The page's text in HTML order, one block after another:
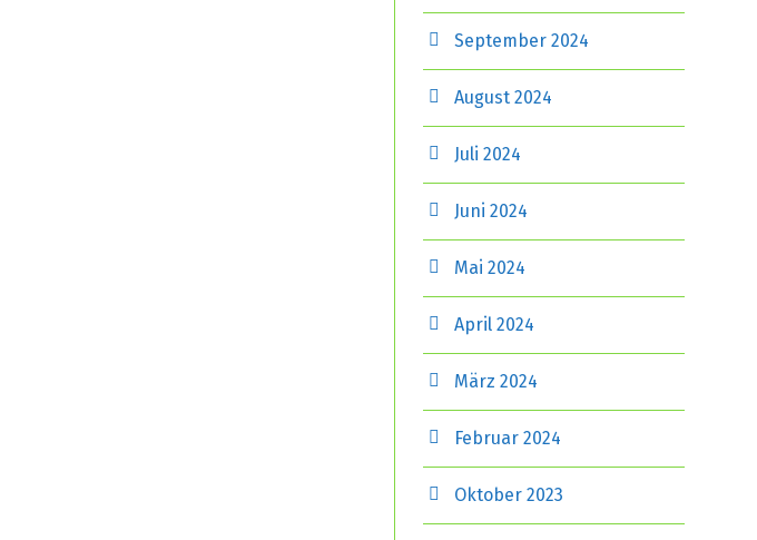
September 2024
August 2024
Juli 2024
Juni 2024
Mai 2024
April 2024
März 2024
Februar 2024
Oktober 2023